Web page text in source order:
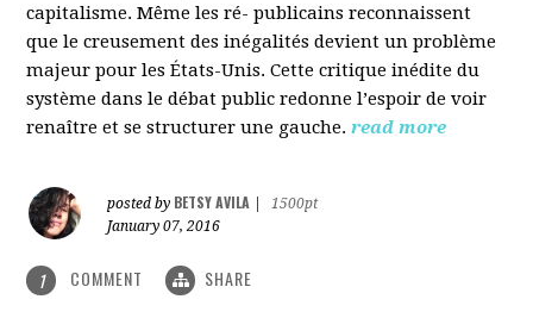
capitalisme. Même les ré- publicains reconnaissent
que le creusement des inégalités devient un problème
majeur pour les États-Unis. Cette critique inédite du
système dans le débat public redonne l’espoir de voir
renaître et se structurer une gauche. read more
posted by BETSY AVILA
1500pt
January 07, 2016
1 COMMENT SHARE